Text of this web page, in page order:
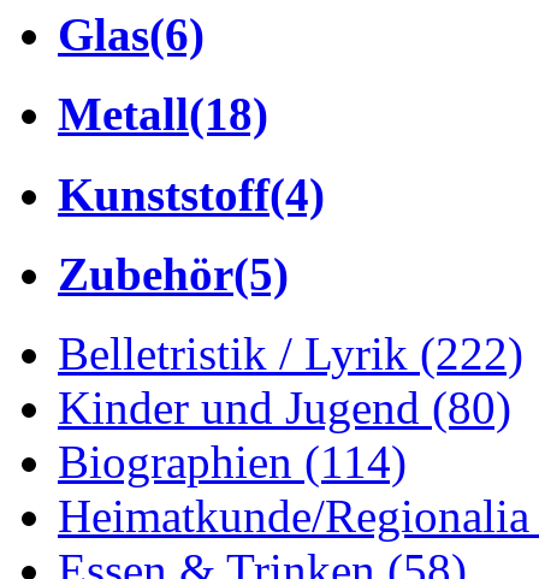
Glas(6)
Metall(18)
Kunststoff(4)
Zubehör(5)
Belletristik / Lyrik (222)
Kinder und Jugend (80)
Biographien (114)
Heimatkunde/